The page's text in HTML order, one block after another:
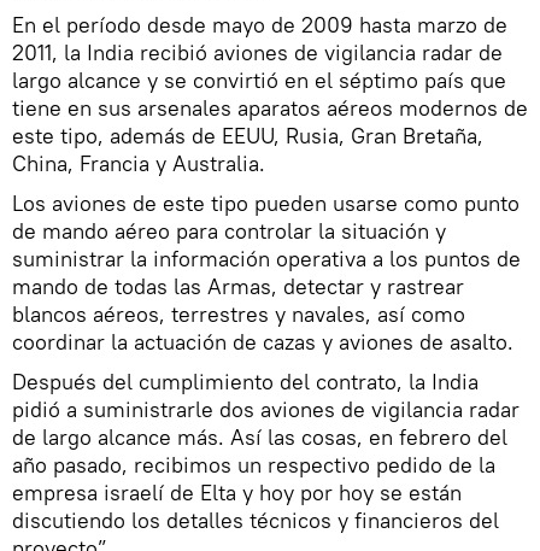
En el período desde mayo de 2009 hasta marzo de
2011, la India recibió aviones de vigilancia radar de
largo alcance y se convirtió en el séptimo país que
tiene en sus arsenales aparatos aéreos modernos de
este tipo, además de EEUU, Rusia, Gran Bretaña,
China, Francia y Australia.
Los aviones de este tipo pueden usarse como punto
de mando aéreo para controlar la situación y
suministrar la información operativa a los puntos de
mando de todas las Armas, detectar y rastrear
blancos aéreos, terrestres y navales, así como
coordinar la actuación de cazas y aviones de asalto.
Después del cumplimiento del contrato, la India
pidió a suministrarle dos aviones de vigilancia radar
de largo alcance más. Así las cosas, en febrero del
año pasado, recibimos un respectivo pedido de la
empresa israelí de Elta y hoy por hoy se están
discutiendo los detalles técnicos y financieros del